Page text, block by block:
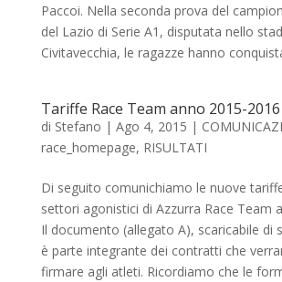
Paccoi. Nella seconda prova del
del Lazio di Serie A1, disputata nello
Civitavecchia, le ragazze hanno
Tariffe Race Team anno 2015-2016
di Stefano | Ago 4, 2015 |
race_homepage, RISULTATI
Di seguito comunichiamo le nuove
settori agonistici di Azzurra Race Team
Il documento (allegato A), scaricabile di
è parte integrante dei contratti che
firmare agli atleti. Ricordiamo che le